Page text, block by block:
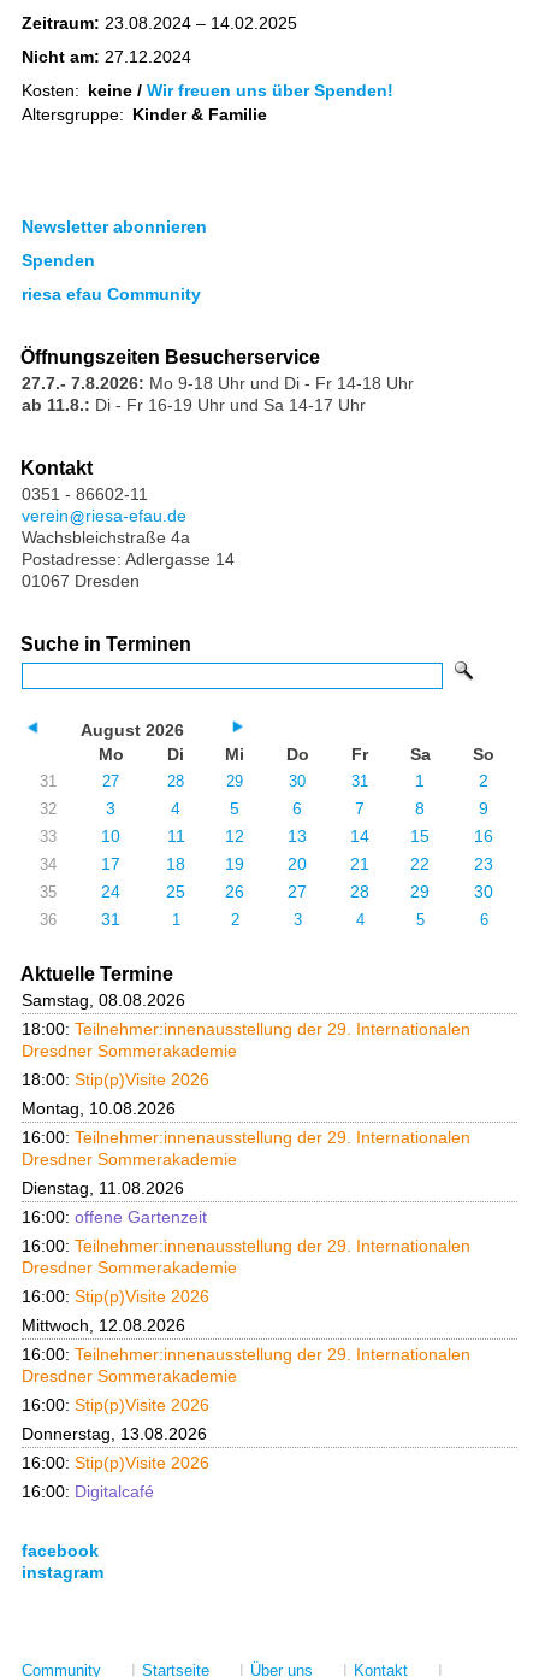
Zeitraum: 23.08.2024 – 14.02.2025
Nicht am: 27.12.2024
Kosten: keine / Wir freuen uns über Spenden!
Altersgruppe: Kinder & Familie
Newsletter abonnieren
Spenden
riesa efau Community
Öffnungszeiten Besucherservice
27.7.- 7.8.2026: Mo 9-18 Uhr und Di - Fr 14-18 Uhr
ab 11.8.: Di - Fr 16-19 Uhr und Sa 14-17 Uhr
Kontakt
0351 - 86602-11
verein
riesa-efau.de
Wachsbleichstraße 4a
Postadresse: Adlergasse 14
01067 Dresden
Suche in Terminen
August 2026
Mo
Di Mi Do Fr Sa So
31 27 28 29 30 31 1 2
32 3 4 5 6 7 8 9
33 10 11 12 13 14 15 16
34 17 18 19 20 21 22 23
35 24 25 26 27 28 29 30
36 31 1 2 3 4 5 6
Aktuelle Termine
Samstag, 08.08.2026
18:00: Teilnehmer:innenausstellung der 29. Internationalen
Dresdner Sommerakademie
18:00: Stip(p)Visite 2026
Montag, 10.08.2026
16:00: Teilnehmer:innenausstellung der 29. Internationalen
Dresdner Sommerakademie
Dienstag, 11.08.2026
16:00: offene Gartenzeit
16:00: Teilnehmer:innenausstellung der 29. Internationalen
Dresdner Sommerakademie
16:00: Stip(p)Visite 2026
Mittwoch, 12.08.2026
16:00: Teilnehmer:innenausstellung der 29. Internationalen
Dresdner Sommerakademie
16:00: Stip(p)Visite 2026
Donnerstag, 13.08.2026
16:00: Stip(p)Visite 2026
16:00: Digitalcafé
facebook
instagram
Community I Startseite I Über uns I Kontakt I